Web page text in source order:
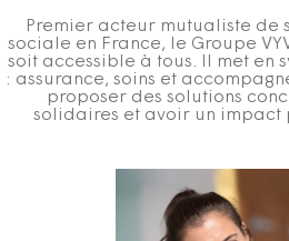
Premier acteur mutualiste de
sociale en France, le Groupe
soit accessible à tous. Il met en
: assurance, soins et
proposer des solutions
solidaires et avoir un impact